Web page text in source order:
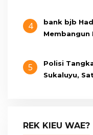
4
bank bjb
Membangun
5
Polisi
Sukaluyu,
REK KIEU WAE?